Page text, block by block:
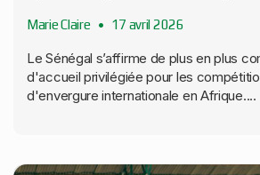
Marie Claire 17 avril 2026
Le Sénégal s’affirme de plus en plus
d'accueil privilégiée pour les
d'envergure internationale en Afrique....